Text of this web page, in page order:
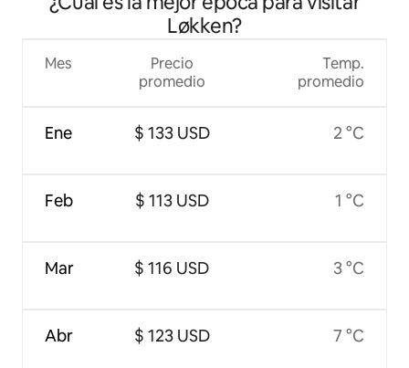
Løkken?
Mes
Ene
Feb
Mar
Abr
Precio
promedio
$ 133 USD
$ 113 USD
$ 116 USD
$ 123 USD
Temp.
promedio
2 °C
1 °C
3 °C
7 °C